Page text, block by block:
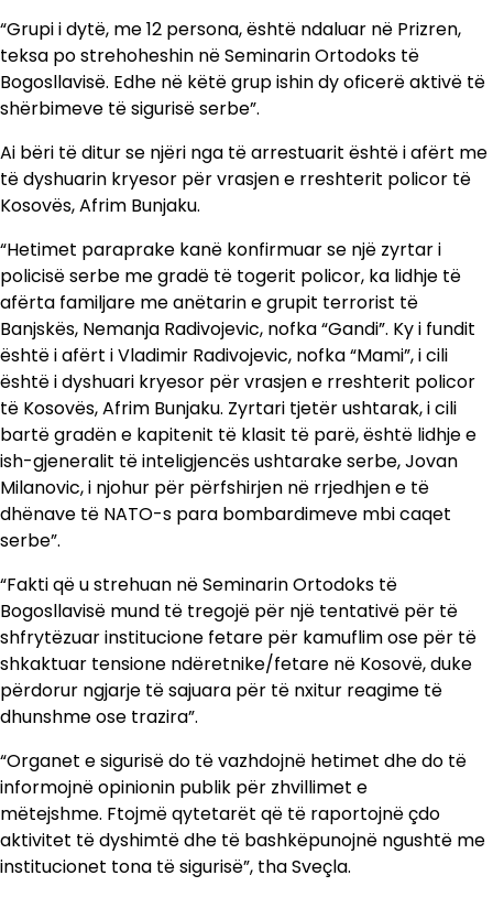
“Grupi i dytë, me 12 persona, është ndaluar në Prizren,
teksa po strehoheshin në Seminarin Ortodoks të
Bogosllavisë. Edhe në këtë grup ishin dy oficerë aktivë të
shërbimeve të sigurisë serbe”.
Ai bëri të ditur se njëri nga të arrestuarit është i afërt me
të dyshuarin kryesor për vrasjen e rreshterit policor të
Kosovës, Afrim Bunjaku.
“Hetimet paraprake kanë konfirmuar se një zyrtar i
policisë serbe me gradë të togerit policor, ka lidhje të
afërta familjare me anëtarin e grupit terrorist të
Banjskës, Nemanja Radivojevic, nofka “Gandi”. Ky i fundit
është i afërt i Vladimir Radivojevic, nofka “Mami”, i cili
është i dyshuari kryesor për vrasjen e rreshterit policor
të Kosovës, Afrim Bunjaku. Zyrtari tjetër ushtarak, i cili
bartë gradën e kapitenit të klasit të parë, është lidhje e
ish-gjeneralit të inteligjencës ushtarake serbe, Jovan
Milanovic, i njohur për përfshirjen në rrjedhjen e të
dhënave të NATO-s para bombardimeve mbi caqet
serbe”.
“Fakti që u strehuan në Seminarin Ortodoks të
Bogosllavisë mund të tregojë për një tentativë për të
shfrytëzuar institucione fetare për kamuflim ose për të
shkaktuar tensione ndëretnike/fetare në Kosovë, duke
përdorur ngjarje të sajuara për të nxitur reagime të
dhunshme ose trazira”.
“Organet e sigurisë do të vazhdojnë hetimet dhe do të
informojnë opinionin publik për zhvillimet e
mëtejshme. Ftojmë qytetarët që të raportojnë çdo
aktivitet të dyshimtë dhe të bashkëpunojnë ngushtë me
institucionet tona të sigurisë”, tha Sveçla.